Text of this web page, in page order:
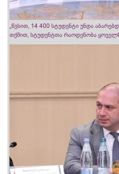
„წესით, 14 400 სტუდენტი უნდა
თქმით, სტუდენტთა რაოდენობა